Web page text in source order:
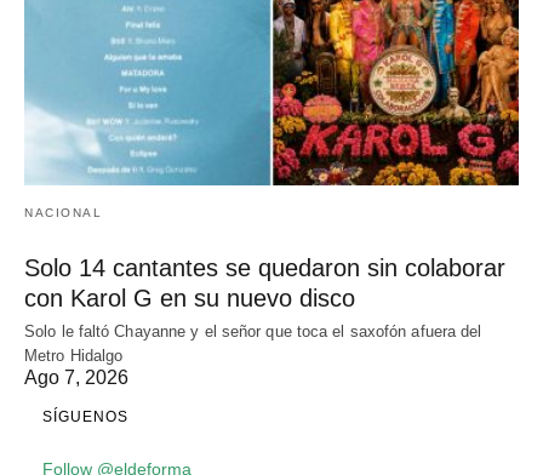
NACIONAL
Solo 14 cantantes se quedaron sin colaborar
con Karol G en su nuevo disco
Solo le faltó Chayanne y el señor que toca el saxofón afuera del
Metro Hidalgo
Ago 7, 2026
SÍGUENOS
Follow @eldeforma